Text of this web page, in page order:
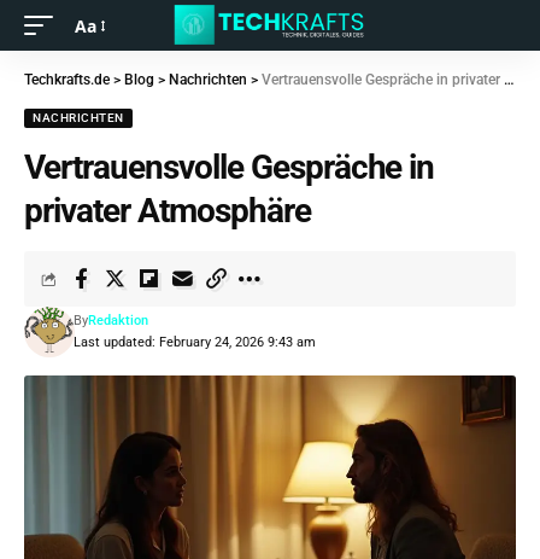
Aa
Techkrafts.de > Blog > Nachrichten > Vertrauensvolle Gespräche in privater Atmosphäre
NACHRICHTEN
Vertrauensvolle Gespräche in
privater Atmosphäre
Last updated: February 24, 2026 9:43 am
ByRedaktion